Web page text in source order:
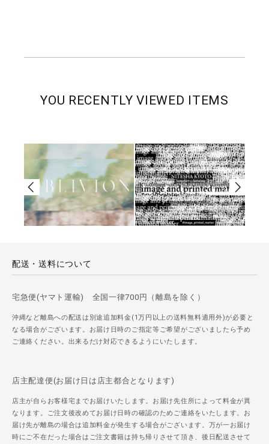
YOU RECENTLY VIEWED ITEMS
配送・送料について
宅急便(ヤマト運輸) 全国一律700円（離島を除く）
沖縄など離島への配送は別途追加料金(1万円以上の送料無料適用外)が必要と
なる場合がございます。お届け日時のご指定等ご希望がございましたら予め
ご連絡ください。出来るだけ対応できるようにいたします。
店主配達便(お届け日は店主都合となります)
店主が自らお客様宅までお届けいたします。お届け先住所によって料金が異
なります。ご注文後改めてお届け日時の確認のためご連絡をいたします。お
届け先が離島の場合は追加料金が発生する場合がございます。万が一お届け
時にご不在だった場合はご注文書籍は持ち帰りさせて頂き、後日配送させて